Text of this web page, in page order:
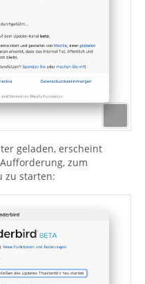
geladen, erscheint
zum
zu starten: